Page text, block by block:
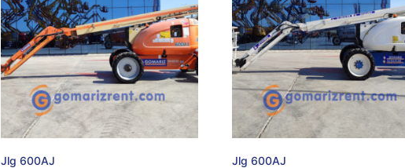
Jlg 600AJ Jlg 600AJ